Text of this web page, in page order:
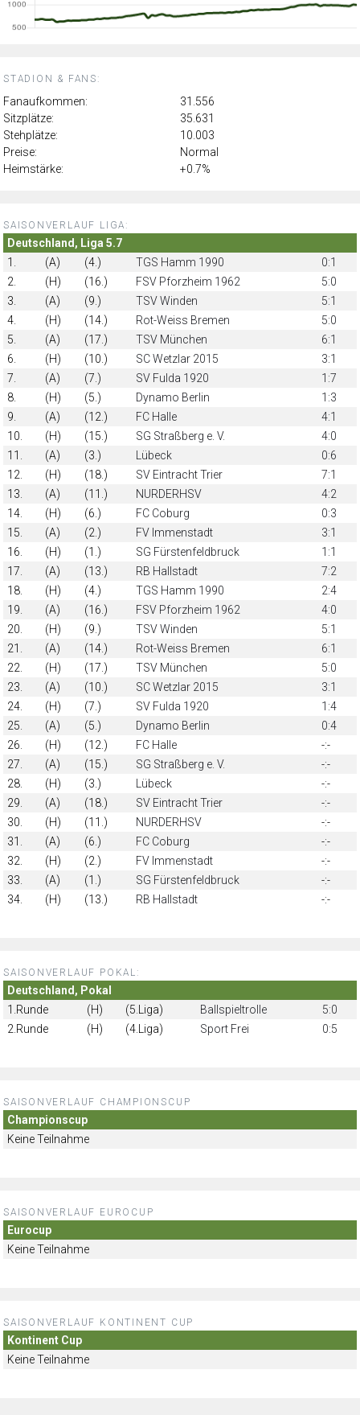
STADION & FANS:
Fanaufkommen:
31.556
Sitzplätze:
35.631
Stehplätze:
10.003
Preise:
Normal
Heimstärke:
+0.7%
SAISONVERLAUF LIGA:
Deutschland, Liga 5.7
1.
(A) (4.) TGS Hamm 1990
0:1
2.
(H) (16.) FSV Pforzheim 1962
5:0
3.
(A) (9.) TSV Winden
5:1
4.
(H) (14.) Rot-Weiss Bremen
5:0
5.
(A) (17.) TSV München
6:1
6.
(H) (10.) SC Wetzlar 2015
3:1
7.
(A) (7.) SV Fulda 1920
1:7
8.
(H) (5.) Dynamo Berlin
1:3
9.
(A) (12.) FC Halle
4:1
10.
(H) (15.) SG Straßberg e. V.
4:0
11.
(A) (3.) Lübeck
0:6
12.
(H) (18.) SV Eintracht Trier
7:1
13.
(A) (11.) NURDERHSV
4:2
14.
(H) (6.) FC Coburg
0:3
15.
(A) (2.) FV Immenstadt
3:1
16.
(H) (1.) SG Fürstenfeldbruck
1:1
17.
(A) (13.) RB Hallstadt
7:2
18.
(H) (4.) TGS Hamm 1990
2:4
19.
(A) (16.) FSV Pforzheim 1962
4:0
20.
(H) (9.) TSV Winden
5:1
21.
(A) (14.) Rot-Weiss Bremen
6:1
22.
(H) (17.) TSV München
5:0
23.
(A) (10.) SC Wetzlar 2015
3:1
24.
(H) (7.) SV Fulda 1920
1:4
25.
(A) (5.) Dynamo Berlin
0:4
26.
(H) (12.) FC Halle
-:-
27.
(A) (15.) SG Straßberg e. V.
-:-
28.
(H) (3.) Lübeck
-:-
29.
(A) (18.) SV Eintracht Trier
-:-
30.
(H) (11.) NURDERHSV
-:-
31.
(A) (6.) FC Coburg
-:-
32.
(H) (2.) FV Immenstadt
-:-
33.
(A) (1.) SG Fürstenfeldbruck
-:-
34.
(H) (13.) RB Hallstadt -:-
SAISONVERLAUF POKAL:
Deutschland, Pokal
1.Runde
(H) (5.Liga) Ballspieltrolle
5:0
2.Runde
(H) (4.Liga) Sport Frei 0:5
SAISONVERLAUF CHAMPIONSCUP
Championscup
Keine Teilnahme
SAISONVERLAUF EUROCUP
Eurocup
Keine Teilnahme
SAISONVERLAUF KONTINENT CUP
Kontinent Cup
Keine Teilnahme